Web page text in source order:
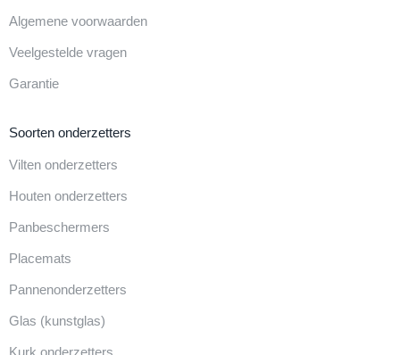
Algemene voorwaarden
Veelgestelde vragen
Garantie
Soorten onderzetters
Vilten onderzetters
Houten onderzetters
Panbeschermers
Placemats
Pannenonderzetters
Glas (kunstglas)
Kurk onderzetters